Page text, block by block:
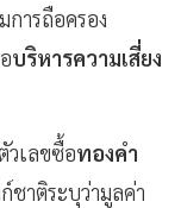
การถือครอง
บริหารความเสี่ยง
วเลขซื้อทองคำ
ชาติระบุว่ามูลค่า